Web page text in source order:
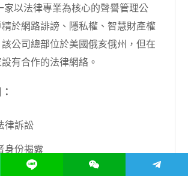
家以法律專業為核心的聲譽管理公
於網路誹謗、隱私權、智慧財產權
公司總部位於美國俄亥俄州，但在
有合作的法律網絡。
律訴訟
身份揭露